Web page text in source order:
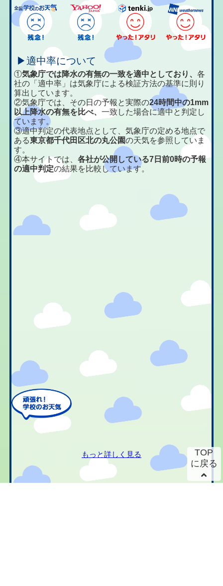
▶適中率について
①気象庁では降水の有無の一致を適中としており、各
社の「適中率」は気象庁による検証方法の基準に則り
算出しています。
②気象庁では、その日の予報と実際の24時間中の1mm
以上降水の有無を比べ、一致した場合に適中と判定し
ています。
③適中判定の代表地点として、気象庁の定める地点で
ある東京都千代田区北の丸公園の天気を参照していま
す。
④本サイトでは、各社が公開している7日前0時の予報
の適中判定の結果を比較しています。
もっと詳しく見る
TOP
に戻る